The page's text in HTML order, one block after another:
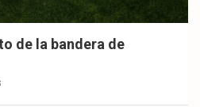
de la bandera de